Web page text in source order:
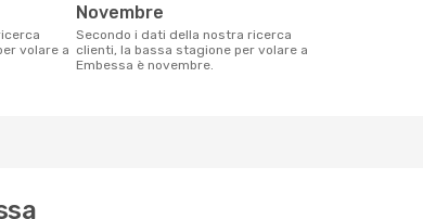
volare a
novembre
Secondo i dati della nostra ricerca
clienti, la bassa stagione per volare a
Embessa è novembre.